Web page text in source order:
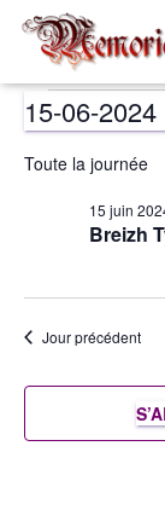
for
juin
2024
15-06-2024
une
Toute la journée
Breizh
15 juin
Jour précédent